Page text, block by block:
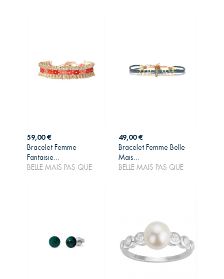
Prix
59,00 €
Bracelet Femme
Fantaisie...
BELLE MAIS PAS QUE
AJOUTER AU
PANIER
Prix
49,00 €
Bracelet Femme Belle
Mais...
BELLE MAIS PAS QUE
AJOUTER AU